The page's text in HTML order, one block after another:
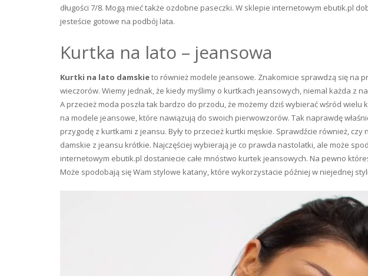
długości 7/8. Mogą mieć także ozdobne paseczki. W sklepie internetowym ebutik.pl
jesteście gotowe na podbój lata.
Kurtka na lato – jeansowa
Kurtki na lato damskieto również modele jeansowe. Znakomicie sprawdzą się na
wieczorów. Wiemy jednak, że kiedy myślimy o kurtkach jeansowych, niemal każda z
A przecież moda poszła tak bardzo do przodu, że możemy dziś wybierać wśród wielu
na modele jeansowe, które nawiązują do swoich pierwowzorów. Tak naprawdę
przygodę z kurtkami z jeansu. Były to przecież kurtki męskie. Sprawdźcie również,
damskie z jeansu krótkie. Najczęściej wybierają je co prawda nastolatki, ale może
internetowym ebutik.pl dostaniecie całe mnóstwo kurtek jeansowych. Na pewno
Może spodobają się Wam stylowe katany, które wykorzystacie później w niejednej